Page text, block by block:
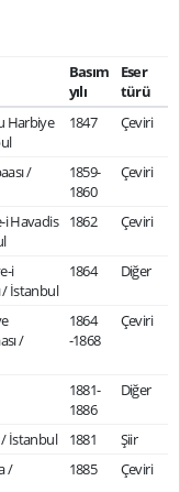
Basım
yılı
Eser
türü
Harbiye
1847 Çeviri
/
1859-
1860
Çeviri
i Havadis
1862 Çeviri
i
/ İstanbul
1864 Diğer
/
1864
-1868
Çeviri
1881-
1886
Diğer
/ İstanbul 1881
Şiir
/
1885 Çeviri